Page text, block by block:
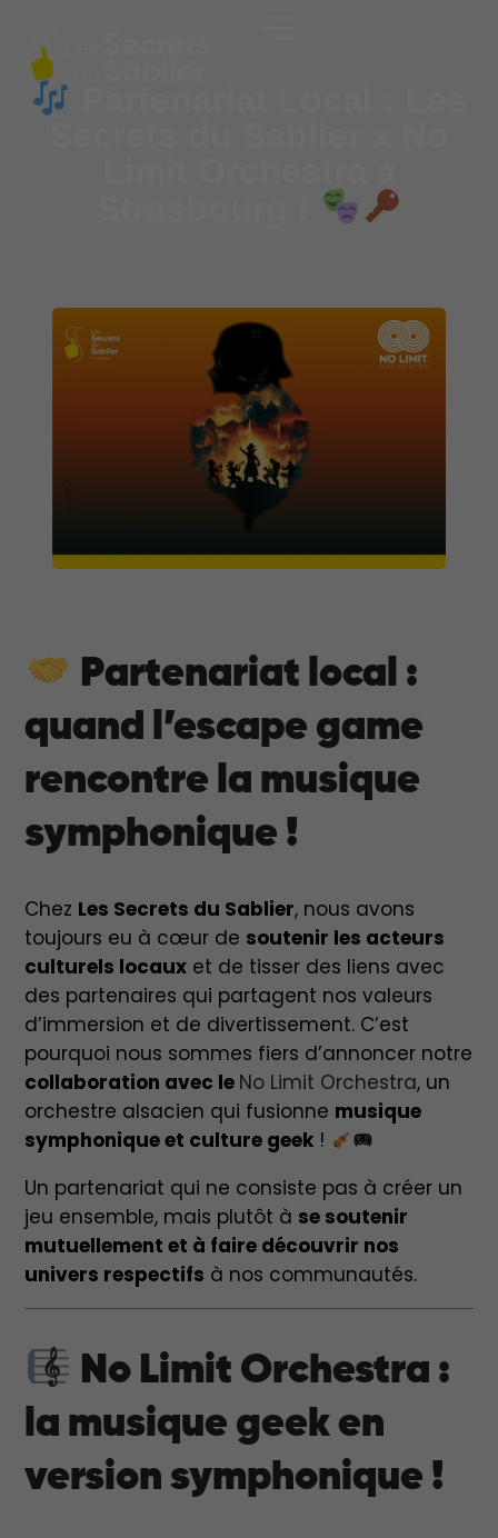
Partenariat local :
quand l’escape game
rencontre la musique
symphonique !
Chez Les Secrets du Sablier, nous avons
toujours eu à cœur de soutenir les acteurs
culturels locaux et de tisser des liens avec
des partenaires qui partagent nos valeurs
d’immersion et de divertissement. C’est
pourquoi nous sommes fiers d’annoncer notre
collaboration avec le No Limit Orchestra, un
orchestre alsacien qui fusionne musique
symphonique et culture geek !
Un partenariat qui ne consiste pas à créer un
jeu ensemble, mais plutôt à se soutenir
mutuellement et à faire découvrir nos
univers respectifs à nos communautés.
No Limit Orchestra :
la musique geek en
version symphonique !